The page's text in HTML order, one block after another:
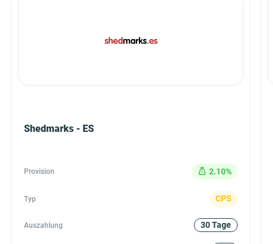
Shedmarks - ES
Provision 2.10%
Typ CPS
Auszahlung 30 Tage